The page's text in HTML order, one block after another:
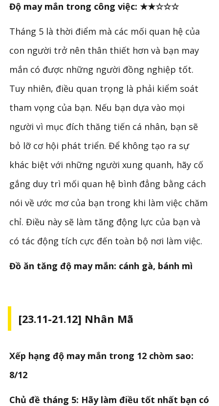
Độ may mắn trong công việc: ★★☆☆☆
Tháng 5 là thời điểm mà các mối quan hệ của
con người trở nên thân thiết hơn và bạn may
mắn có được những người đồng nghiệp tốt.
Tuy nhiên, điều quan trọng là phải kiểm soát
tham vọng của bạn. Nếu bạn dựa vào mọi
người vì mục đích thăng tiến cá nhân, bạn sẽ
bỏ lỡ cơ hội phát triển. Để không tạo ra sự
khác biệt với những người xung quanh, hãy cố
gắng duy trì mối quan hệ bình đẳng bằng cách
nói về ước mơ của bạn trong khi làm việc chăm
chỉ. Điều này sẽ làm tăng động lực của bạn và
có tác động tích cực đến toàn bộ nơi làm việc.
Đồ ăn tăng độ may mắn: cánh gà, bánh mì
[23.11-21.12] Nhân Mã
Xếp hạng độ may mắn trong 12 chòm sao:
8/12
Chủ đề tháng 5: Hãy làm điều tốt nhất bạn có